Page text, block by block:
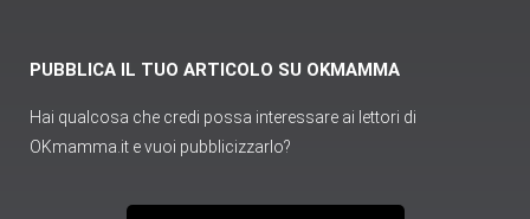
PUBBLICA IL TUO ARTICOLO SU OKMAMMA
Hai qualcosa che credi possa interessare ai lettori di
OKmamma.it e vuoi pubblicizzarlo?